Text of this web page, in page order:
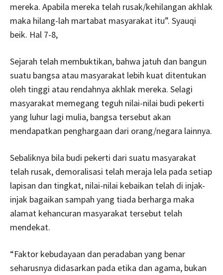
mereka. Apabila mereka telah rusak/kehilangan akhlak
maka hilang-lah martabat masyarakat itu”. Syauqi
beik. Hal 7-8,
Sejarah telah membuktikan, bahwa jatuh dan bangun
suatu bangsa atau masyarakat lebih kuat ditentukan
oleh tinggi atau rendahnya akhlak mereka. Selagi
masyarakat memegang teguh nilai-nilai budi pekerti
yang luhur lagi mulia, bangsa tersebut akan
mendapatkan penghargaan dari orang/negara lainnya.
Sebaliknya bila budi pekerti dari suatu masyarakat
telah rusak, demoralisasi telah meraja lela pada setiap
lapisan dan tingkat, nilai-nilai kebaikan telah di injak-
injak bagaikan sampah yang tiada berharga maka
alamat kehancuran masyarakat tersebut telah
mendekat.
“Faktor kebudayaan dan peradaban yang benar
seharusnya didasarkan pada etika dan agama, bukan